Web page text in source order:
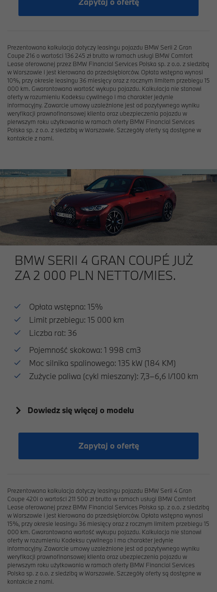
Prezentowana kalkulacja dotyczy leasingu pojazdu BMW Serii 2 Gran
Coupe 216 o wartości 136 245 zł brutto w ramach usługi BMW Comfort
Lease oferowanej przez BMW Financial Services Polska sp. z o.o. z siedzibą
w Warszawie i jest kierowana do przedsiębiorców. Opłata wstępna wynosi
10%, przy okresie leasingu 36 miesięcy oraz z rocznym limitem przebiegu 15
000 km. Gwarantowana wartość wykupu pojazdu. Kalkulacja nie stanowi
oferty w rozumieniu Kodeksu cywilnego i ma charakter jedynie
informacyjny. Zawarcie umowy uzależnione jest od pozytywnego wyniku
weryfikacji prawnofinansowej klienta oraz ubezpieczenia pojazdu w
pierwszym roku użytkowania w ramach oferty BMW Financial Services
Polska sp. z o.o. z siedzibą w Warszawie. Szczegóły oferty są dostępne w
kontakcie z nami.
BMW SERII 4 GRAN COUPÉ JUŻ
ZA 2 000 PLN NETTO/MIES.
Opłata wstępna: 15%
Limit przebiegu: 15 000 km
Liczba rat: 36
Pojemność skokowa: 1 998 cm3
Moc silnika spalinowego: 135 kW (184 KM)
Zużycie paliwa (cykl mieszany): 7,3–6,6 l/100 km
Dowiedz się więcej o modelu
Zapytaj o ofertę
Prezentowana kalkulacja dotyczy leasingu pojazdu BMW Serii 4 Gran
Coupe 420i o wartości 211 500 zł brutto w ramach usługi BMW Comfort
Lease oferowanej przez BMW Financial Services Polska sp. z o.o. z siedzibą
w Warszawie i jest kierowana do przedsiębiorców. Opłata wstępna wynosi
15%, przy okresie leasingu 36 miesięcy oraz z rocznym limitem przebiegu 15
000 km. Gwarantowana wartość wykupu pojazdu. Kalkulacja nie stanowi
oferty w rozumieniu Kodeksu cywilnego i ma charakter jedynie
informacyjny. Zawarcie umowy uzależnione jest od pozytywnego wyniku
weryfikacji prawnofinansowej klienta oraz ubezpieczenia pojazdu w
pierwszym roku użytkowania w ramach oferty BMW Financial Services
Polska sp. z o.o. z siedzibą w Warszawie. Szczegóły oferty są dostępne w
kontakcie z nami.